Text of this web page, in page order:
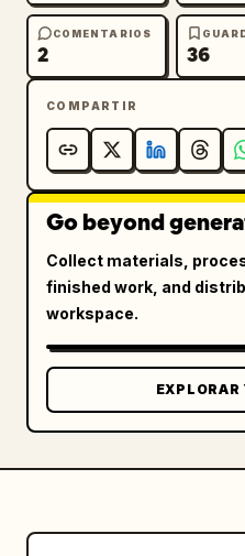
COMENTARIOS
2 36
COMPARTIR
Go beyond
Collect materials,
finished work, and
workspace.
EXPLORAR